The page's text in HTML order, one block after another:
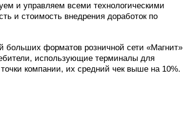
и управляем всеми технологическими
и стоимость внедрения доработок по
больших форматов розничной сети «Магнит»
использующие терминалы для
компании, их средний чек выше на 10%.